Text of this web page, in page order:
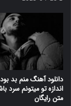
دانلود آهنگ منم بد
اندازه تو میتونم سرد
متن رایگان